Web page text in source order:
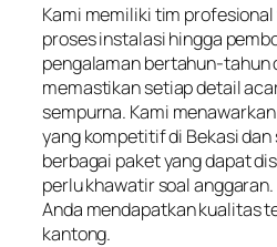
Kami memiliki tim
proses instalasi hingga
pengalaman bertahun-tahun
memastikan setiap detail
sempurna. Kami
yang kompetitif di Bekasi
berbagai paket yang dapat
perlu khawatir soal
Anda mendapatkan kualitas
kantong.